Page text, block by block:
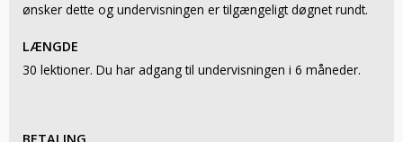
ønsker dette og undervisningen er tilgængeligt døgnet rundt.
LÆNGDE
30 lektioner. Du har adgang til undervisningen i 6 måneder.